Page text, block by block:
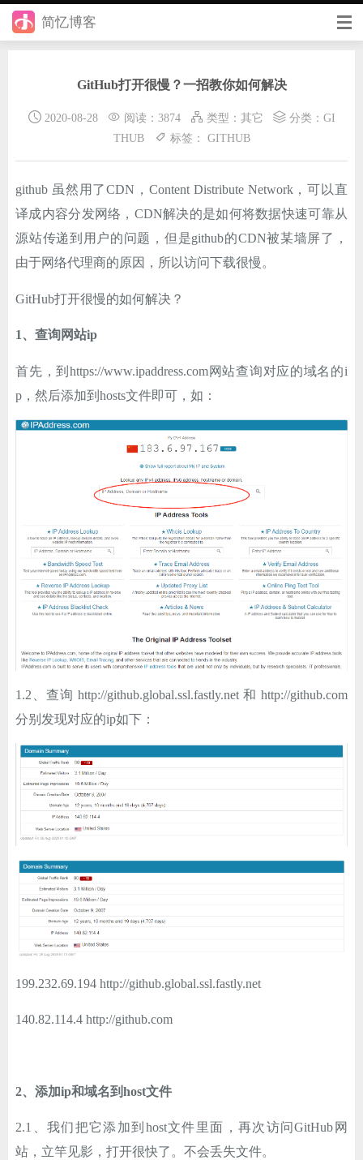
简忆博客
手册
日记
其它
在线工具
优秀个人博客
省钱帮
ChatGPT
GitHub打开很慢？一招教你如何解决
2020-08-28 阅读：3874 类型： 其它 分类： GI
THUB
标签： GITHUB
github 虽然用了CDN，Content Distribute Network，可以直
译成内容分发网络，CDN解决的是如何将数据快速可靠从
源站传递到用户的问题，但是github的CDN被某墙屏了，
由于网络代理商的原因，所以访问下载很慢。
GitHub打开很慢的如何解决？
1、查询网站ip
首先，到https://www.ipaddress.com网站查询对应的域名的i
p，然后添加到hosts文件即可，如：
1.2、查询 http://github.global.ssl.fastly.net 和 http://github.com
分别发现对应的ip如下：
199.232.69.194 http://github.global.ssl.fastly.net
140.82.114.4 http://github.com
2、添加ip和域名到host文件
2.1、我们把它添加到host文件里面，再次访问GitHub网
站，立竿见影，打开很快了。不会丢失文件。